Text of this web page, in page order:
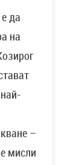
да
на
–
мисли